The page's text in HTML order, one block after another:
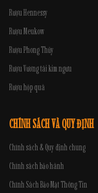
Rượu Hennessy
Rượu Meukow
Rượu Phong Thủy
Rượu Vương tài kim ngưu
Rượu hộp quà
CHÍNH SÁCH VÀ QUY ĐỊNH
Chính sách & Quy định chung
Chính sách bảo hành
Chính Sách Bảo Mật Thông Tin